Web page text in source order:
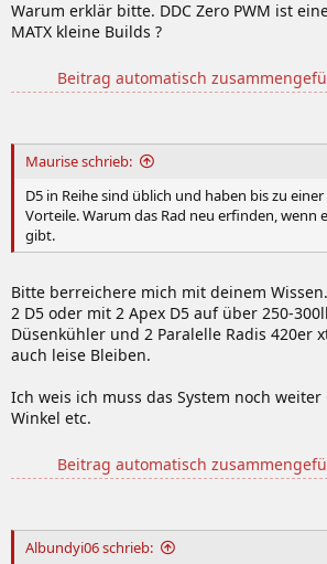
Warum erklär bitte. DDC Zero PWM ist
MATX kleine Builds ?
Beitrag automatisch
Maurise schrieb:
D5 in Reihe sind üblich und haben bis zu
Vorteile. Warum das Rad neu erfinden, wenn
gibt.
Bitte berreichere mich mit deinem
2 D5 oder mit 2 Apex D5 auf über 250-
Düsenkühler und 2 Paralelle Radis 420er
auch leise Bleiben.
Ich weis ich muss das System noch
Winkel etc.
Beitrag automatisch
Albundyi06 schrieb: